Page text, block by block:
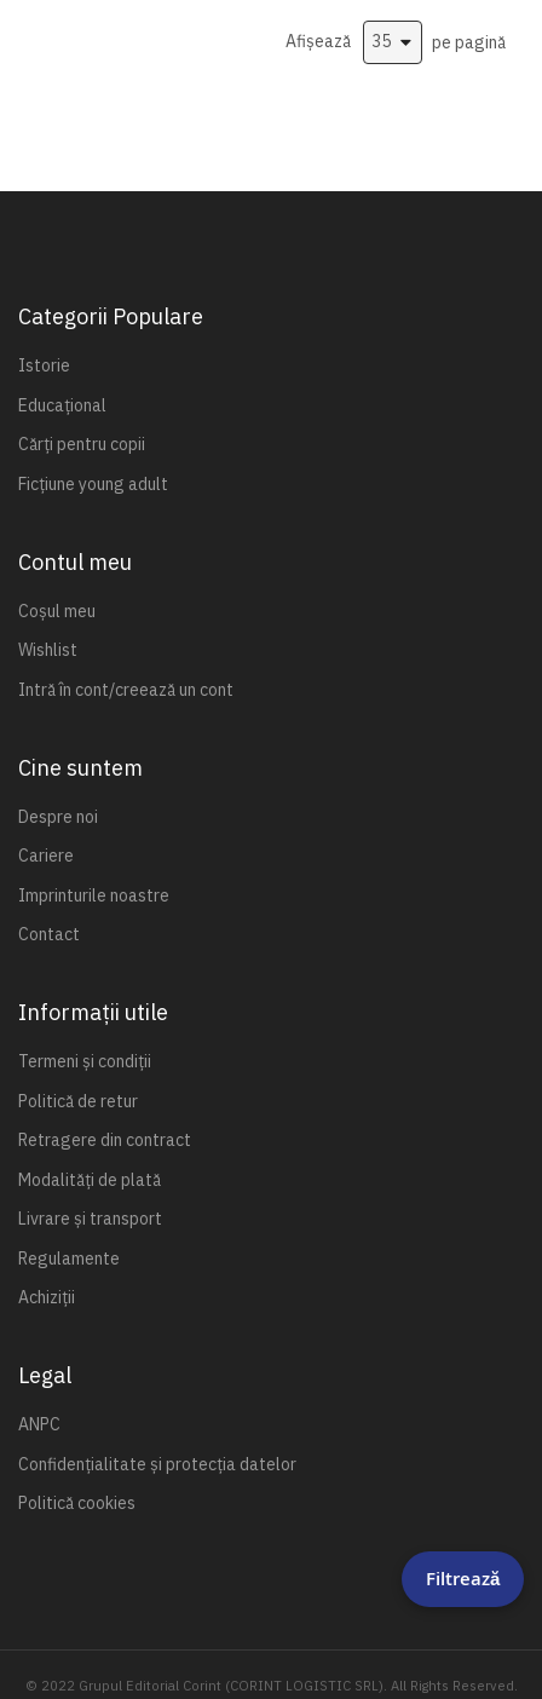
Afișează pe pagină
Categorii Populare
Istorie
Educațional
Cărți pentru copii
Ficțiune young adult
Contul meu
Coșul meu
Wishlist
Intră în cont/creează un cont
Cine suntem
Despre noi
Cariere
Imprinturile noastre
Contact
Informații utile
Termeni și condiții
Politică de retur
Retragere din contract
Modalități de plată
Livrare și transport
Regulamente
Achiziții
Legal
ANPC
Confidențialitate și protecția datelor
Politică cookies
© 2022 Grupul Editorial Corint (CORINT LOGISTIC SRL). All Rights Reserved.
Filtrează